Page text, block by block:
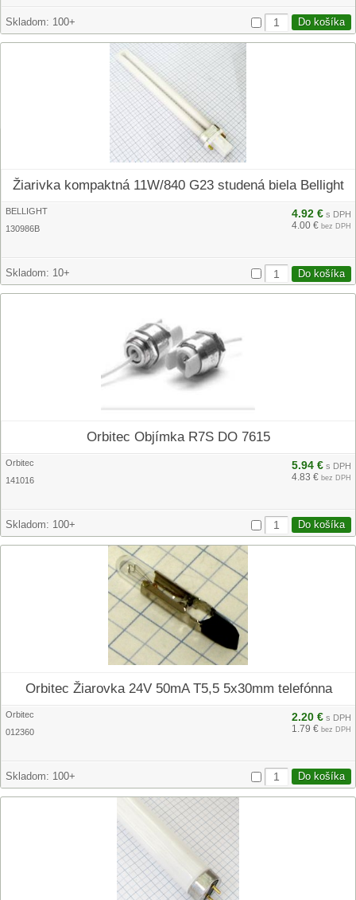
Skladom: 100+
Žiarivka kompaktná 11W/840 G23 studená biela Bellight
BELLIGHT
130986B
4.92 € s DPH
4.00 € bez DPH
Skladom: 10+
Orbitec Objímka R7S DO 7615
Orbitec
141016
5.94 € s DPH
4.83 € bez DPH
Skladom: 100+
Orbitec Žiarovka 24V 50mA T5,5 5x30mm telefónna
Orbitec
012360
2.20 € s DPH
1.79 € bez DPH
Skladom: 100+